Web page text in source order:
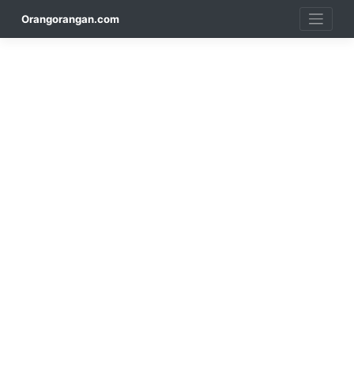
Orangorangan.com